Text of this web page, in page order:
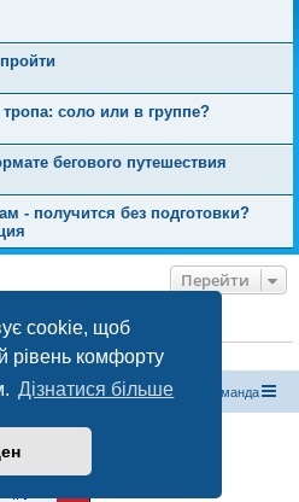
cookie, щоб
рівень комфорту
Дізнатися більше
соло или в группе?
бегового путешествия
- получится без подготовки?
Перейти
[бот ШІ]і 0 гостей
форум «Рюкзак» Команда
Software © phpBB Limited